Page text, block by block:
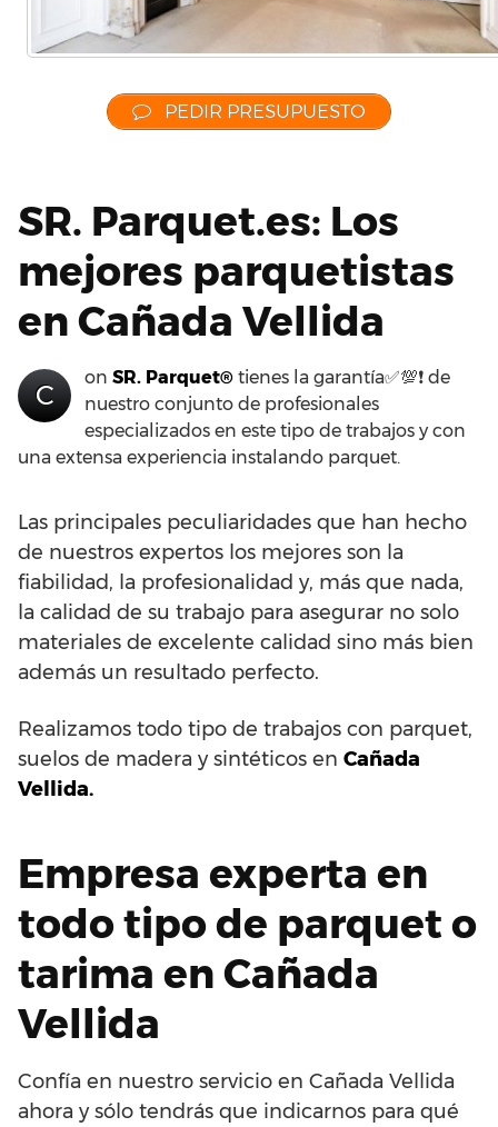
PEDIR PRESUPUESTO
SR. Parquet.es: Los
mejores parquetistas
en Cañada Vellida
C
on SR. Parquet® tienes la garantía✅💯❗ de
nuestro conjunto de profesionales
especializados en este tipo de trabajos y con
una extensa experiencia instalando parquet.
Las principales peculiaridades que han hecho
de nuestros expertos los mejores son la
fiabilidad, la profesionalidad y, más que nada,
la calidad de su trabajo para asegurar no solo
materiales de excelente calidad sino más bien
además un resultado perfecto.
Realizamos todo tipo de trabajos con parquet,
suelos de madera y sintéticos en Cañada
Vellida.
Empresa experta en
todo tipo de parquet o
tarima en Cañada
Vellida
Confía en nuestro servicio en Cañada Vellida
ahora y sólo tendrás que indicarnos para qué